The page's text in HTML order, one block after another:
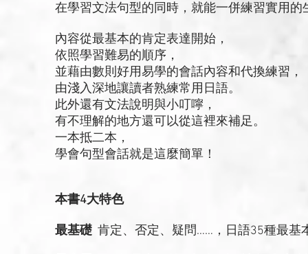
在學習文法句型的同時，就能一併練習實用的
內容從最基本的肯定表達開始，
依照學習難易的順序，
並藉由數則好用易學的會話內容和代換練習，
由淺入深地讓讀者熟練常用日語。
此外還有文法說明與小叮嚀，
有不理解的地方還可以從這裡來補足。
一本抵二本，
學會句型會話就是這麼簡單！
本書4大特色
最基礎 肯定、否定、疑問……，日語35種最基